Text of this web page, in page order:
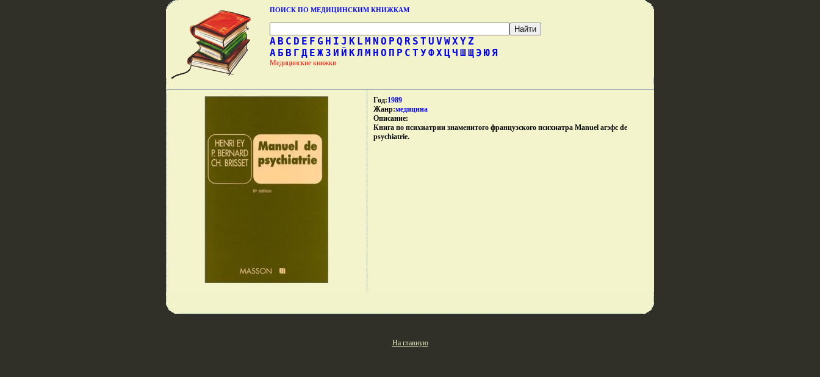
ПОИСК ПО МЕДИЦИНСКИМ КНИЖКАМ
A B C D E F G H I J K L M N O P Q R S T U V WXY Z
А Б В Г Д Е Ж З И Й КЛ М Н О П Р С Т УФХЦЧ Ш Щ Э ЮЯ
Медицинские книжки
Год:1989
Жанр:медицина
Описание:
Книга по психиатрии знаменитого французского психиатра Manuel агэфс de
psychiatrie.
На главную